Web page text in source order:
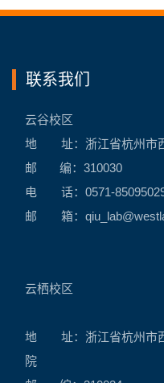
联系我们
云谷校区
地 址：浙江省杭州市西
邮 编：310030
电 话：0571-
邮 箱：
云
地 址：浙江省杭州市西
院